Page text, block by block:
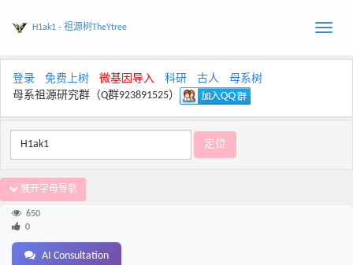
Toggle
H1ak1 - 祖源树TheYtree
登录 免费上树 微基因导入 科研 古人
母系树
母系祖源研究群（Q群923891525）
展开字母导航
650
0
AI Consultation